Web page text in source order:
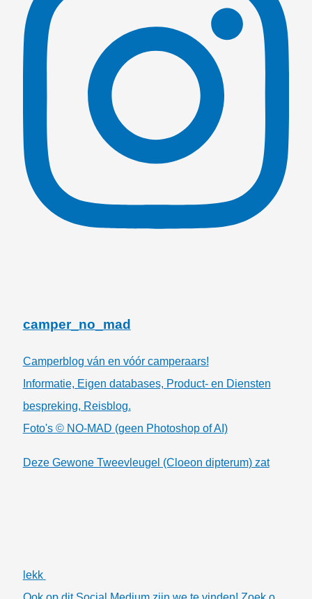
camper_no_mad
Camperblog ván en vóór camperaars!
Informatie, Eigen databases, Product- en Diensten
bespreking, Reisblog.
Foto's © NO-MAD (geen Photoshop of AI)
Deze Gewone Tweevleugel (Cloeon dipterum) zat
lekk